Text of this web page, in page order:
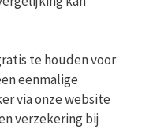
te houden voor
eenmalige
via onze website
verzekering bij